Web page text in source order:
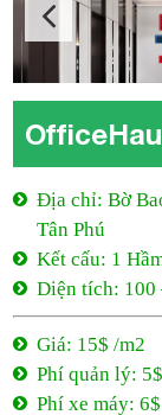
Địa chỉ: Bờ
Tân Phú
Kết cấu: 1
Diện tích: 100
Giá: 15$ /m2
Phí quản lý: 5$
Phí xe máy: 6$
Phí ô tô: 50$